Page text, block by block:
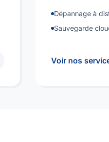
Dépannage à
Sauvegarde
Voir nos